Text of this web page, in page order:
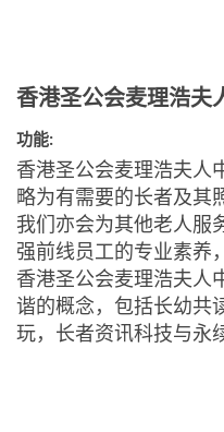
香港圣公会麦理浩夫
功能:
香港圣公会麦理浩夫人
略为有需要的长者及其
我们亦会为其他老人服
强前线员工的专业素养
香港圣公会麦理浩夫人
谐的概念，包括长幼共
玩，长者资讯科技与永